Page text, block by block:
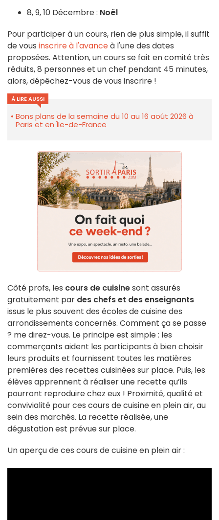
8, 9, 10 Décembre : Noël
Pour participer à un cours, rien de plus simple, il suffit
de vous inscrire à l'avanceà l'une des dates
proposées. Attention, un cours se fait en comité très
réduits, 8 personnes et un chef pendant 45 minutes,
alors, dépêchez-vous de vous inscrire !
À LIRE AUSSI
Bons plans de la semaine du 10 au 16 août 2026 à
Paris et en Île-de-France
Côté profs, les cours de cuisinesont assurés
gratuitement par des chefs et des enseignants
issus le plus souvent des écoles de cuisine des
arrondissements concernés. Comment ça se passe
? me direz-vous. Le principe est simple : les
commerçants aident les participants à bien choisir
leurs produits et fournissent toutes les matières
premières des recettes cuisinées sur place. Puis, les
élèves apprennent à réaliser une recette qu’ils
pourront reproduire chez eux ! Proximité, qualité et
convivialité pour ces cours de cuisine en plein air, au
sein des marchés. La recette réalisée, une
dégustation est prévue sur place.
Un aperçu de ces cours de cuisine en plein air :